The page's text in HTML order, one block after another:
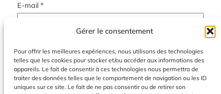
Gérer le consentement
Pour offrir les meilleures expériences, nous utilisons des technologies
telles que les cookies pour stocker et/ou accéder aux informations des
appareils. Le fait de consentir à ces technologies nous permettra de
traiter des données telles que le comportement de navigation ou les ID
uniques sur ce site. Le fait de ne pas consentir ou de retirer son
E-mail *
Enregistrer mon nom, mon e-mail et mon site dans le
navigateur pour mon prochain commentaire.